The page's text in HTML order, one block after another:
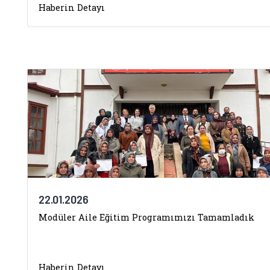
Haberin Detayı
22.01.2026
Modüler Aile Eğitim Programımızı Tamamladık
Haberin Detayı